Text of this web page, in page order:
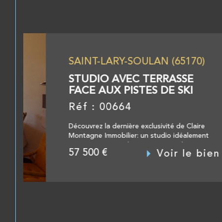
(65170)
TERRASSE
DE SKI
exclusivité de Claire
un studio idéalement
commerces, du
Voir le bien
PRIX EN BAISSE